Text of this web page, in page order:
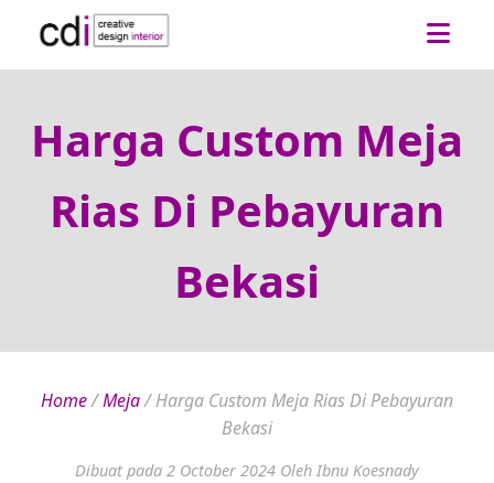
Harga Custom Meja
Rias Di Pebayuran
Bekasi
Home/Meja/Harga Custom Meja Rias Di Pebayuran
Bekasi
Dibuat pada 2 October 2024 Oleh Ibnu Koesnady